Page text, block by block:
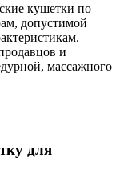
кушетки по
допустимой
и
массажного
для